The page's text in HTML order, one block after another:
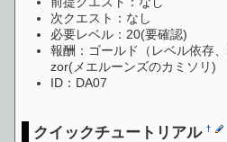
次クエスト：なし
必要レベル：20(要確認)
報酬：ゴールド（レベル依存
zor(メエルーンズのカミソリ)
ID：DA07
クイックチュートリアル†